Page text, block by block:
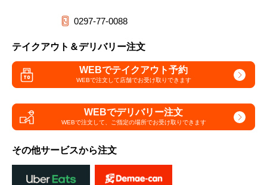
0297-77-0088
テイクアウト＆デリバリー注文
WEBでテイクアウト予約
WEBで注文して店舗でお受け取りできます
WEBでデリバリー注文
WEBで注文して、 ご指定の場所でお受け取りできます
その他サービスから注文